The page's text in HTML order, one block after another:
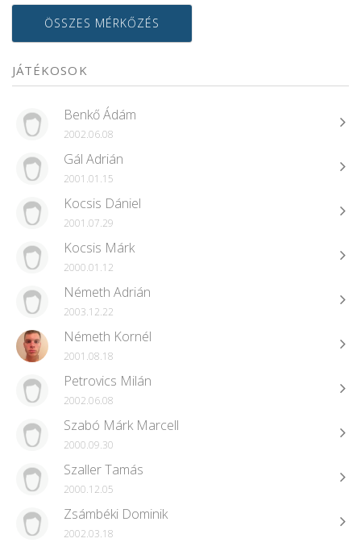
ÖSSZES MÉRKŐZÉS
JÁTÉKOSOK
Benkő Ádám
2002.06.08
Gál Adrián
2001.01.15
Kocsis Dániel
2001.07.29
Kocsis Márk
2000.01.12
Németh Adrián
2003.12.22
Németh Kornél
2001.08.18
Petrovics Milán
2002.06.08
Szabó Márk Marcell
2000.09.30
Szaller Tamás
2000.12.05
Zsámbéki Dominik
2002.03.18